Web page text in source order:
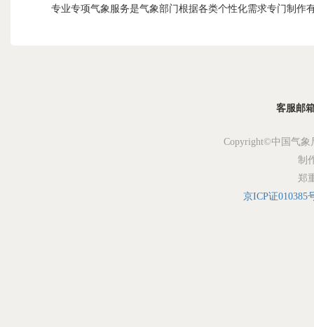
专业专项气象服务是气象部门根据各类个性化需求专门制作
客服邮
Copyright©中国气象
制
郑
京ICP证010385